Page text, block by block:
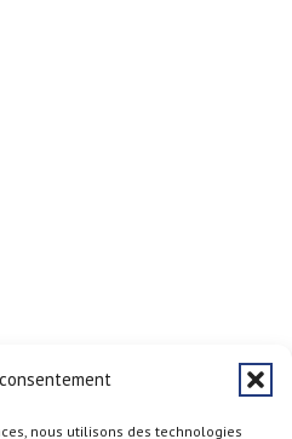
nous utilisons des technologies